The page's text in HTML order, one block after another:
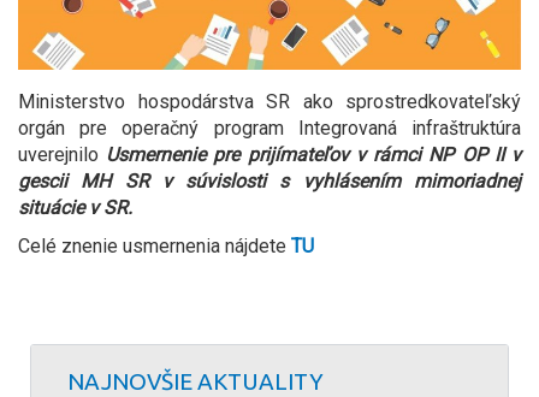
Ministerstvo hospodárstva SR ako sprostredkovateľský
orgán pre operačný program Integrovaná infraštruktúra
uverejnilo Usmernenie pre prijímateľov v rámci NP OP II v
gescii MH SR v súvislosti s vyhlásením mimoriadnej
situácie v SR.
Celé znenie usmernenia nájdete TU
NAJNOVŠIE AKTUALITY